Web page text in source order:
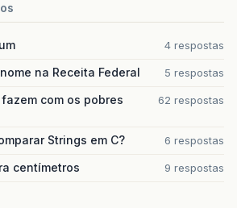
4 respostas
na Receita Federal 5 respostas
com os pobres
62 respostas
Strings em C? 6 respostas
centímetros 9 respostas